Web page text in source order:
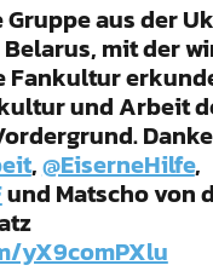
aus der
mit der
Fankultur
und Arbeit
,@EiserneHilfe,
und Matscho von
yX9comPXlu